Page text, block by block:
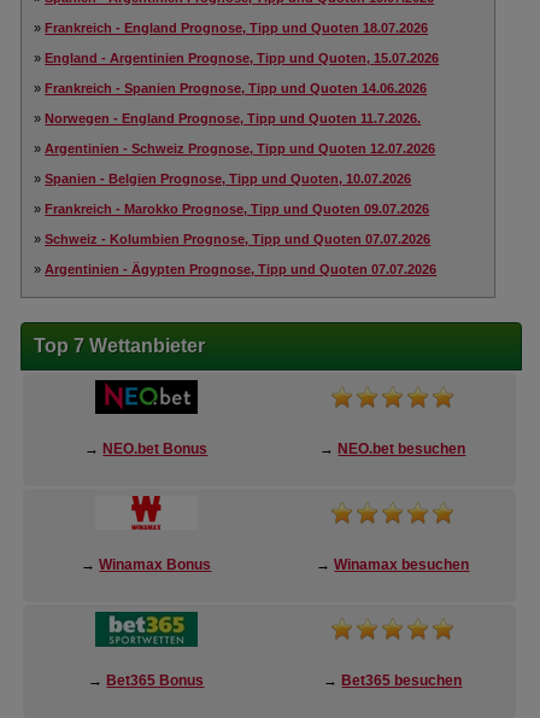
»Frankreich - England Prognose, Tipp und Quoten 18.07.2026
»England - Argentinien Prognose, Tipp und Quoten, 15.07.2026
»Frankreich - Spanien Prognose, Tipp und Quoten 14.06.2026
»Norwegen - England Prognose, Tipp und Quoten 11.7.2026.
»Argentinien - Schweiz Prognose, Tipp und Quoten 12.07.2026
»Spanien - Belgien Prognose, Tipp und Quoten, 10.07.2026
»Frankreich - Marokko Prognose, Tipp und Quoten 09.07.2026
»Schweiz - Kolumbien Prognose, Tipp und Quoten 07.07.2026
»Argentinien - Ägypten Prognose, Tipp und Quoten 07.07.2026
Top 7 Wettanbieter
→ NEO.bet Bonus → NEO.bet besuchen
→Winamax Bonus →Winamax besuchen
→ Bet365 Bonus → Bet365 besuchen